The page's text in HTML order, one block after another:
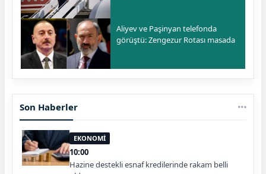
Aliyev ve Paşinyan telefonda
görüştü: Zengezur Rotası masada
Son Haberler
EKONOMİ
10:00
Hazine destekli esnaf kredilerinde rakam belli